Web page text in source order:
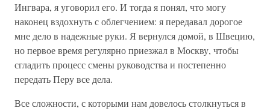
Ингвара, я уговорил его. И тогда я понял, что могу
наконец вздохнуть с облегчением: я передавал дорогое
мне дело в надежные руки. Я вернулся домой, в Швецию,
но первое время регулярно приезжал в Москву, чтобы
сгладить процесс смены руководства и постепенно
передать Перу все дела.
Все сложности, с которыми нам довелось столкнуться в